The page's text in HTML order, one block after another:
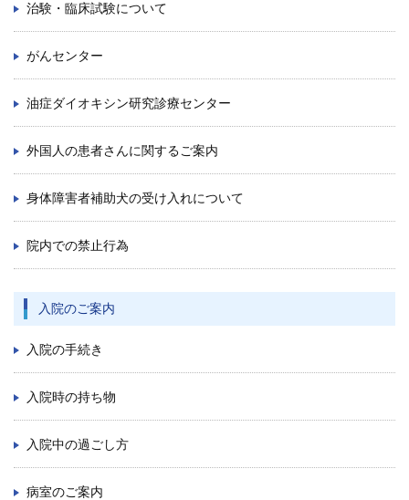
初 診／8：30～11：00
再 診／8：15～17：00（自動再来受付機）
8：20～17：00 （窓口受付）
駐車場
九州大学病院基金についてご寄付のお願い
公式YouTube
治験・臨床試験について
がんセンター
油症ダイオキシン研究診療センター
外国人の患者さんに関するご案内
身体障害者補助犬の受け入れについて
院内での禁止行為
入院のご案内
入院の手続き
入院時の持ち物
入院中の過ごし方
病室のご案内